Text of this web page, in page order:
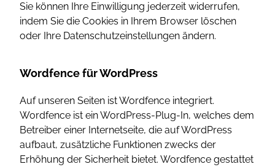
Sie können Ihre Einwilligung jederzeit widerrufen,
indem Sie die Cookies in Ihrem Browser löschen
oder Ihre Datenschutzeinstellungen ändern.
Wordfence für WordPress
Auf unseren Seiten ist Wordfence integriert.
Wordfence ist ein WordPress-Plug-In, welches dem
Betreiber einer Internetseite, die auf WordPress
aufbaut, zusätzliche Funktionen zwecks der
Erhöhung der Sicherheit bietet. Wordfence gestattet